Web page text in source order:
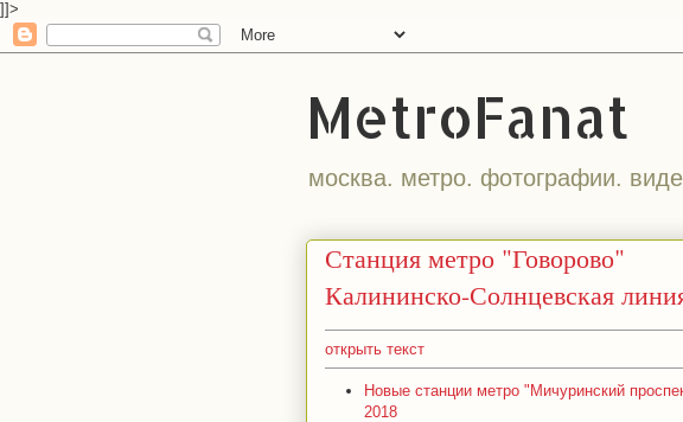
]]>
MetroFanat
москва. метро. фотографии.
Станция метро "Говорово"
Калининско-Солнцевская
открыть текст
Новые станции метро "Мичуринский
2018